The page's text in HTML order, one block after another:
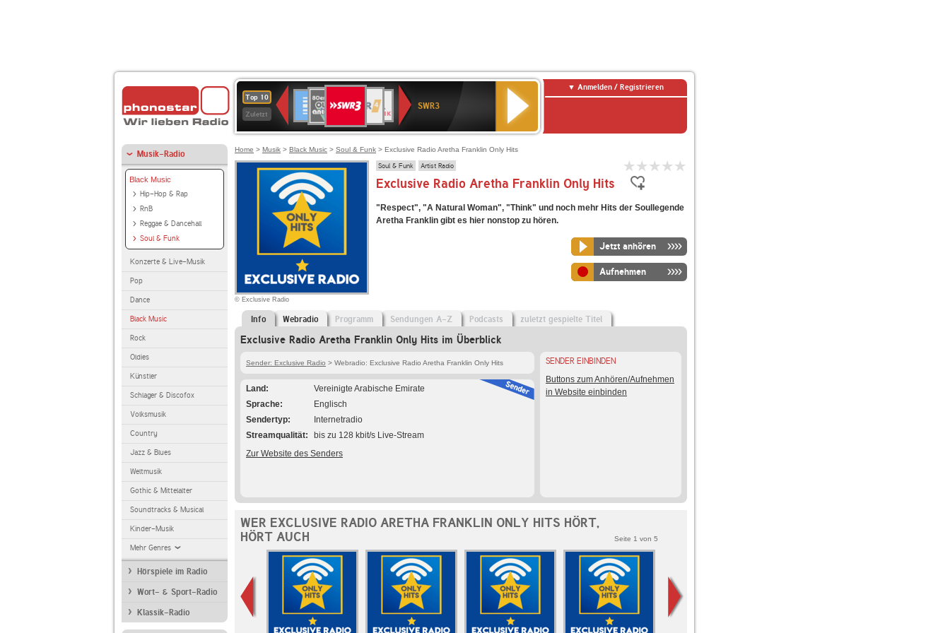
Top 10
Zuletzt
Deutschlandfunk
80er
90er
OLDIE
ANTENNE
4
KLASSIK
SWR
Kultur
NDR
2
SWR3
Anmelden / Registrieren
Musik-Radio
Black Music
Hip-Hop & Rap
RnB
Reggae & Dancehall
Soul & Funk
Konzerte & Live-Musik
Pop
Dance
Black Music
Rock
Oldies
Künstler
Schlager & Discofox
Volksmusik
Country
Jazz & Blues
Weltmusik
Gothic & Mittelalter
Soundtracks & Musical
Kinder-Musik
Mehr Genres
Hörspiele im Radio
Wort- & Sport-Radio
Klassik-Radio
Home > Musik > Black Music > Soul & Funk > Exclusive Radio Aretha Franklin Only Hits
© Exclusive Radio
Soul & Funk Artist Radio
Exclusive Radio Aretha Franklin Only Hits
"Respect", "A Natural Woman", "Think" und noch mehr Hits der Soullegende
Aretha Franklin gibt es hier nonstop zu hören.
Jetzt anhören
Aufnehmen
Info Webradio Programm Sendungen A-Z Podcasts zuletzt gespielte Titel
Exclusive Radio Aretha Franklin Only Hits im Überblick
Sender: Exclusive Radio > Webradio: Exclusive Radio Aretha Franklin Only Hits
Land
Vereinigte Arabische Emirate
Sprache
Englisch
Sendertyp
Internetradio
Streamqualität
bis zu 128 kbit/s Live-Stream
Zur Website des Senders
SENDER EINBINDEN
Buttons zum Anhören/Aufnehmen
in Website einbinden
WER EXCLUSIVE RADIO ARETHA FRANKLIN ONLY HITS HÖRT,
HÖRT AUCH
Seite 1 von 5